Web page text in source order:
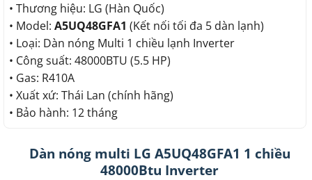
• Thương hiệu: LG (Hàn Quốc)
• Model: A5UQ48GFA1 (Kết nối tối đa 5 dàn lạnh)
• Loại: Dàn nóng Multi 1 chiều lạnh Inverter
• Công suất: 48000BTU (5.5 HP)
• Gas: R410A
• Xuất xứ: Thái Lan (chính hãng)
• Bảo hành: 12 tháng
Dàn nóng multi LG A5UQ48GFA1 1 chiều
48000Btu Inverter